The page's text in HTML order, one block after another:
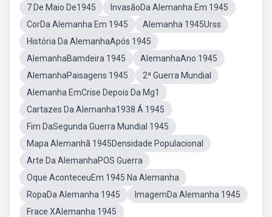
7 De Maio De1945
InvasãoDa Alemanha Em 1945
CorDa Alemanha Em 1945
Alemanha 1945Urss
História Da AlemanhaApós 1945
AlemanhaBamdeira 1945
AlemanhaAno 1945
AlemanhaPaisagens 1945
2ª Guerra Mundial
Alemanha EmCrise Depois Da Mg1
Cartazes Da Alemanha1938 Á 1945
Fim DaSegunda Guerra Mundial 1945
Mapa Alemanhã 1945Densidade Populacional
Arte Da AlemanhaPOS Guerra
Oque AconteceuEm 1945 Na Alemanha
RopaDa Alemanha 1945
ImagemDa Alemanha 1945
Frace XAlemanha 1945